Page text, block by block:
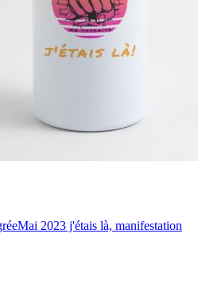
Mai 2023 j'étais là, manifestation